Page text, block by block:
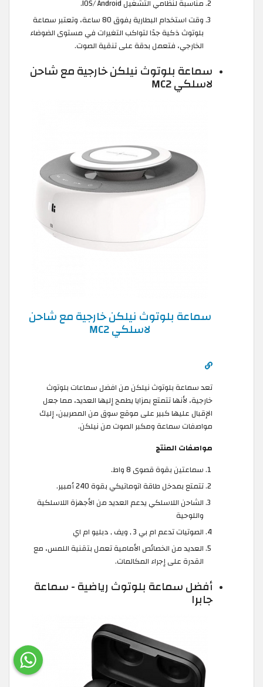
مناسبة لنظامي التشغيل IOS/ Android.
وقت استخدام البطارية يفوق 80 ساعة، وتعتبر سماعة
بلوتوث ذكية جدًا لتواكب التغيرات في مستوى الضوضاء
الخارجي، فتعمل بدقة على تنقية الصوت.
سماعة بلوتوث نيلكن خارجية مع شاحن
لاسلكي MC2
سماعة بلوتوث نيلكن خارجية مع شاحن
لاسلكي MC2
تعد سماعة بلوتوث نيلكن من افضل سماعات بلوتوث
خارجية، لأنها تتمتع بمزايا يطمح إليها العديد، مما جعل
الإقبال عليها كبير على موقع سوق من المصريين، إليك
مواصفات سماعة ومكبر الصوت من نيلكن.
مواصفات المنتج
سماعتين بقوة قصوى 8 واط.
تتمتع بمدخل طاقة اتوماتيكي بقوة 240 أمبير.
الشاحن اللاسلكي يدعم العديد من الأجهزة اللاسلكية
واللوحية
الصوتيات تدعم ام بي 3 , ويف , دبليو ام اي
العديد من الخصائص الأمامية تعمل بتقنية اللمس، مع
القدرة على إجراء المكالمات.
أفضل سماعة بلوتوث رياضية - سماعة
جابرا